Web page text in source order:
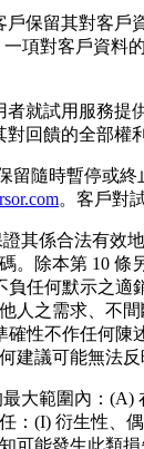
戶保留其對客戶
一項對客戶資料
者就試用服務提
回饋的全部權
留隨時暫停或
。客戶對
其係合法有效
。除本第 10 條
負任何默示之
人之需求、不
確性不作任何
建議可能無法反
大範圍內：(A)
：(I) 衍生性、